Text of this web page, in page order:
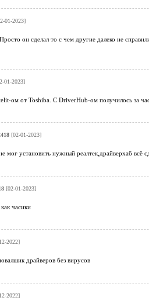
01-2023]
он сделал то с чем другие далеко не
01-2023]
ом от Toshiba. С DriverHub-ом получилось
[02-01-2023]
мог установить нужный реалтек,драйверхаб всё
[02-01-2023]
часики
2022]
драйверов без вирусов
2022]